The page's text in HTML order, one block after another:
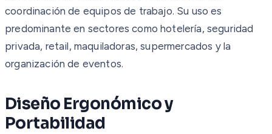
coordinación de equipos de trabajo. Su uso es
predominante en sectores como hotelería, seguridad
privada, retail, maquiladoras, supermercados y la
organización de eventos.
Diseño Ergonómico y
Portabilidad